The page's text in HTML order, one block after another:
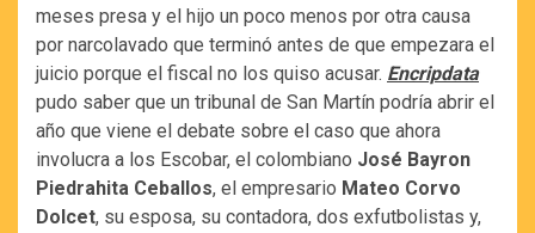
meses presa y el hijo un poco menos por otra causa
por narcolavado que terminó antes de que empezara el
juicio porque el fiscal no los quiso acusar. Encripdata
pudo saber que un tribunal de San Martín podría abrir el
año que viene el debate sobre el caso que ahora
involucra a los Escobar, el colombiano José Bayron
Piedrahita Ceballos, el empresario Mateo Corvo
Dolcet, su esposa, su contadora, dos exfutbolistas y,